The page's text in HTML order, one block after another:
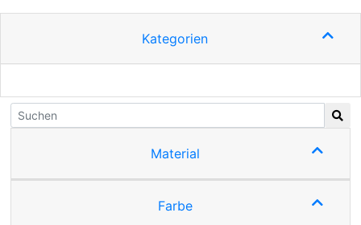
Kategorien
Material
Farbe